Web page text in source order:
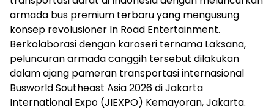
armada bus premium terbaru yang mengusung
konsep revolusioner In Road Entertainment.
Berkolaborasi dengan karoseri ternama Laksana,
peluncuran armada canggih tersebut dilakukan
dalam ajang pameran transportasi internasional
Busworld Southeast Asia 2026 di Jakarta
International Expo (JIEXPO) Kemayoran, Jakarta.